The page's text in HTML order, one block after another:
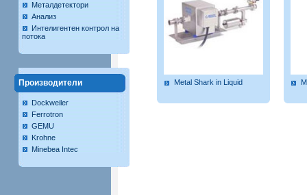
Металдетектори
Анализ
Интелигентен контрол на
потока
Производители
Dockweiler
Ferrotron
GEMU
Krohne
Minebea Intec
Metal Shark in Liquid